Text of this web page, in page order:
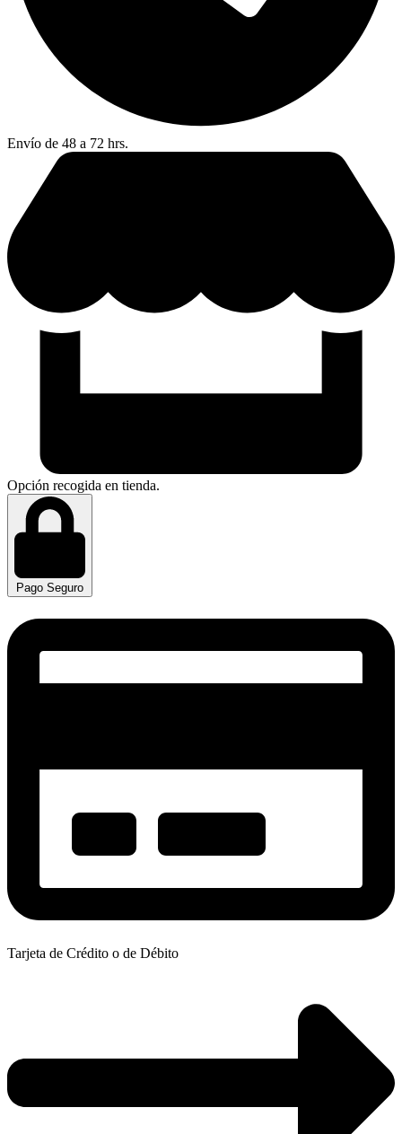
Envío de 48 a 72 hrs.
Opción recogida en tienda.
Pago Seguro
Tarjeta de Crédito o de Débito